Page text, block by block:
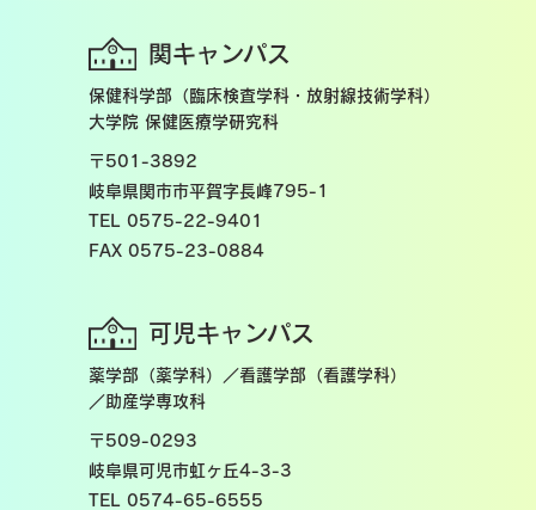
関キャンパス
保健科学部（臨床検査学科・放射線技術学科）
大学院 保健医療学研究科
〒501-3892
岐阜県関市市平賀字長峰795-1
TEL 0575-22-9401
FAX 0575-23-0884
可児キャンパス
薬学部（薬学科）／看護学部（看護学科）
／助産学専攻科
〒509-0293
岐阜県可児市虹ヶ丘4-3-3
TEL 0574-65-6555